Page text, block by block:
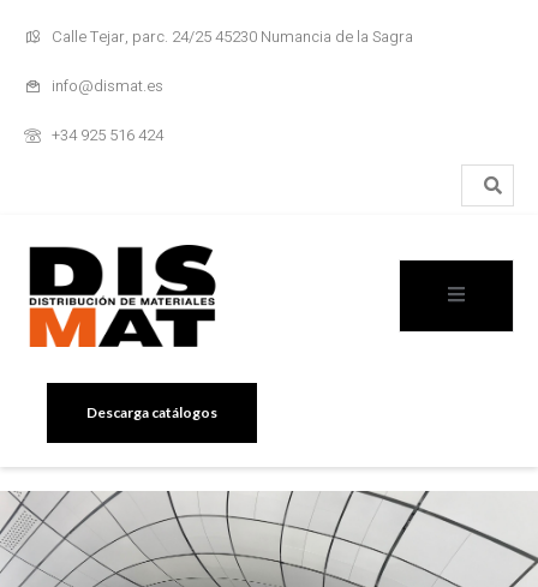
Calle Tejar, parc. 24/25 45230 Numancia de la Sagra
info@dismat.es
+34 925 516 424
Descarga catálogos